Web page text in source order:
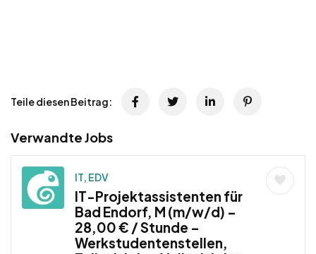
Teile diesen Beitrag:
Verwandte Jobs
IT, EDV
IT-Projektassistenten für
Bad Endorf, M (m/w/d) –
28,00 € / Stunde –
Werkstudentenstellen,